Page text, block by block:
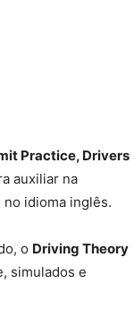
Practice, Drivers
auxiliar na
no idioma inglês.
o Driving Theory
simulados e